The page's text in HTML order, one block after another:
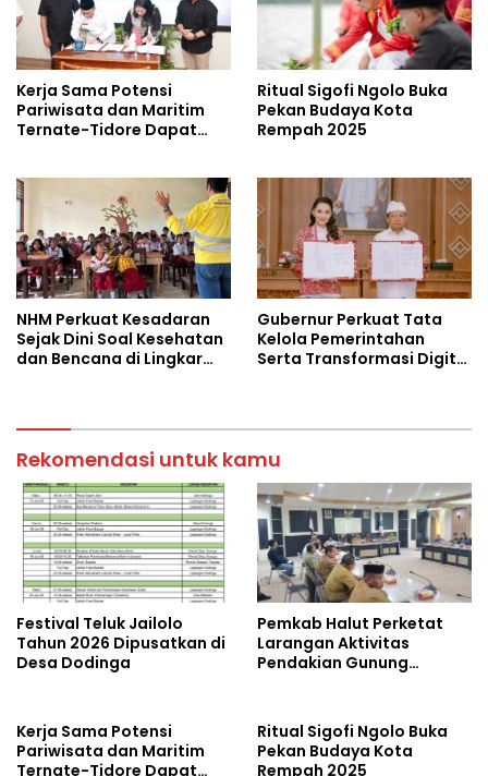
Kerja Sama Potensi
Pariwisata dan Maritim
Ternate-Tidore Dapat
Ritual Sigofi Ngolo Buka
Pekan Budaya Kota
Rempah 2025
NHM Perkuat Kesadaran
Sejak Dini Soal Kesehatan
dan Bencana di Lingkar
Gubernur Perkuat Tata
Kelola Pemerintahan
Serta Transformasi Digital
Rekomendasi untuk kamu
Festival Teluk Jailolo
Tahun 2026 Dipusatkan di
Desa Dodinga
Pemkab Halut Perketat
Larangan Aktivitas
Pendakian Gunung
Kerja Sama Potensi
Pariwisata dan Maritim
Ternate-Tidore Dapat
Ritual Sigofi Ngolo Buka
Pekan Budaya Kota
Rempah 2025